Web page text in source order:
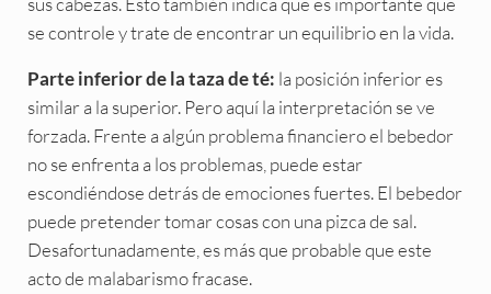
se controle y trate de encontrar un equilibrio en la vida.
Parte inferior de la taza de té: la posición inferior es
similar a la superior. Pero aquí la interpretación se ve
forzada. Frente a algún problema financiero el bebedor
no se enfrenta a los problemas, puede estar
escondiéndose detrás de emociones fuertes. El bebedor
puede pretender tomar cosas con una pizca de sal.
Desafortunadamente, es más que probable que este
acto de malabarismo fracase.